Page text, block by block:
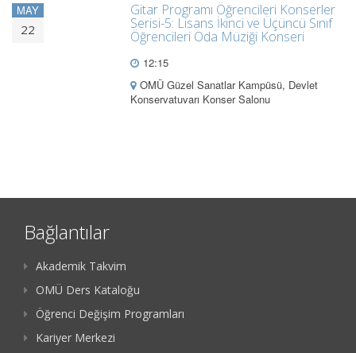
MAY
22
Gitar Programı Öğrencileri Konserler
Serisi-5: Lisans İkinci ve Üçüncü Sınıf
Öğrencileri Oda Müziği Konseri
12:15
OMÜ Güzel Sanatlar Kampüsü, Devlet
Konservatuvarı Konser Salonu
Bağlantılar
Akademik Takvim
OMÜ Ders Kataloğu
Öğrenci Değişim Programları
Kariyer Merkezi